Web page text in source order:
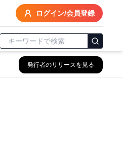
ログイン/会員登録
発行者のリリースを見る